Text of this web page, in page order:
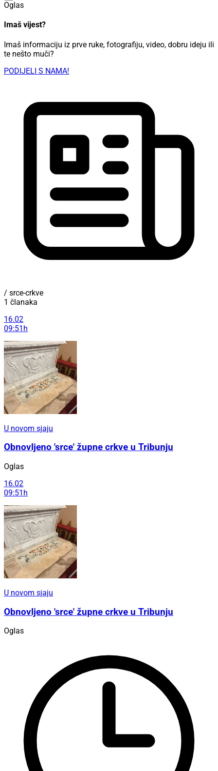
Oglas
Imaš vijest?
Imaš informaciju iz prve ruke, fotografiju, video, dobru ideju ili
te nešto muči?
PODIJELI S NAMA!
/ srce-crkve
1 članaka
16.02
09:51h
U novom sjaju
Obnovljeno 'srce' župne crkve u Tribunju
Oglas
16.02
09:51h
U novom sjaju
Obnovljeno 'srce' župne crkve u Tribunju
Oglas